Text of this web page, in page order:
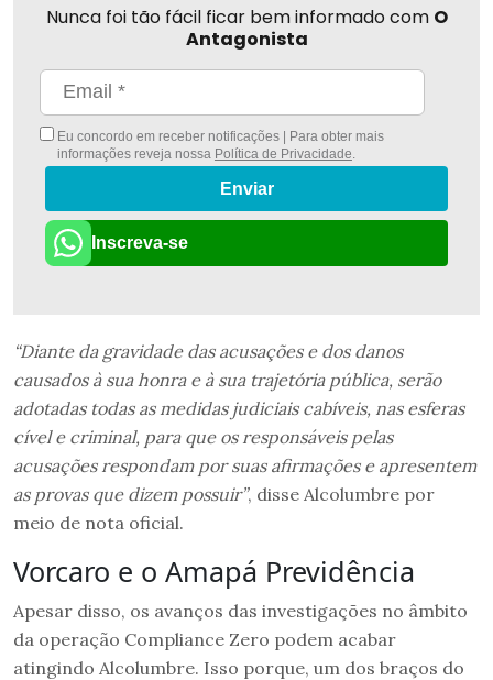
Nunca foi tão fácil ficar bem informado com O
Antagonista
Eu concordo em receber notificações | Para obter mais
informações reveja nossa Política de Privacidade
Enviar
Inscreva-se
“Diante da gravidade das acusações e dos danos
causados à sua honra e à sua trajetória pública, serão
adotadas todas as medidas judiciais cabíveis, nas esferas
cível e criminal, para que os responsáveis pelas
acusações respondam por suas afirmações e apresentem
as provas que dizem possuir”, disse Alcolumbre por
meio de nota oficial.
Vorcaro e o Amapá Previdência
Apesar disso, os avanços das investigações no âmbito
da operação Compliance Zero podem acabar
atingindo Alcolumbre. Isso porque, um dos braços do